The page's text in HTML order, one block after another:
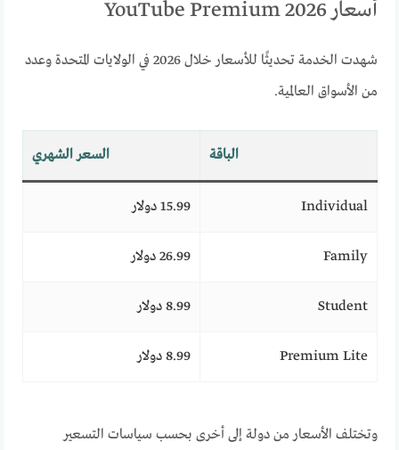
أسعار YouTube Premium 2026
شهدت الخدمة تحديثًا للأسعار خلال 2026 في الولايات المتحدة وعدد
من الأسواق العالمية.
الباقة السعر الشهري
Individual 15.99 دولار
Family 26.99 دولار
Student 8.99 دولار
Premium Lite 8.99 دولار
وتختلف الأسعار من دولة إلى أخرى بحسب سياسات التسعير